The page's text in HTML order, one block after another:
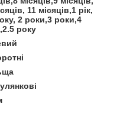
11 місяців,1 рік,
2 роки,3 роки,4
року